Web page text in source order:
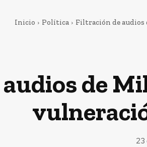
Inicio Política Filtración de audios
de
23